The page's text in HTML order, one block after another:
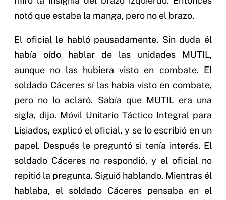
notó que estaba la manga, pero no el brazo.
El oficial le habló pausadamente. Sin duda él
había oído hablar de las unidades MUTIL,
aunque no las hubiera visto en combate. El
soldado Cáceres sí las había visto en combate,
pero no lo aclaró. Sabía que MUTIL era una
sigla, dijo. Móvil Unitario Táctico Integral para
Lisiados, explicó el oficial, y se lo escribió en un
papel. Después le preguntó si tenía interés. El
soldado Cáceres no respondió, y el oficial no
repitió la pregunta. Siguió hablando. Mientras él
hablaba, el soldado Cáceres pensaba en el